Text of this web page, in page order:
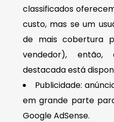
classificados
custo, mas se um
de mais cobertura
vendedor),
destacada está
Publicidade:
em grande parte
Google AdSense.